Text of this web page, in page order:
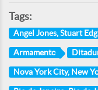
Tags:
Angel Jones, Stuart
Armamento
Nova York City, New